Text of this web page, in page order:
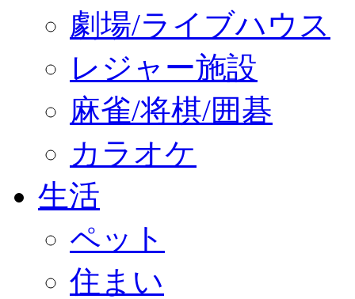
劇場/ライブハウス
レジャー施設
麻雀/将棋/囲碁
カラオケ
生活
ペット
住まい